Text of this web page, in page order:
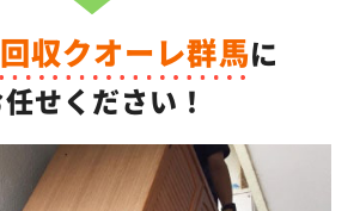
収クオーレ群馬に
せください！